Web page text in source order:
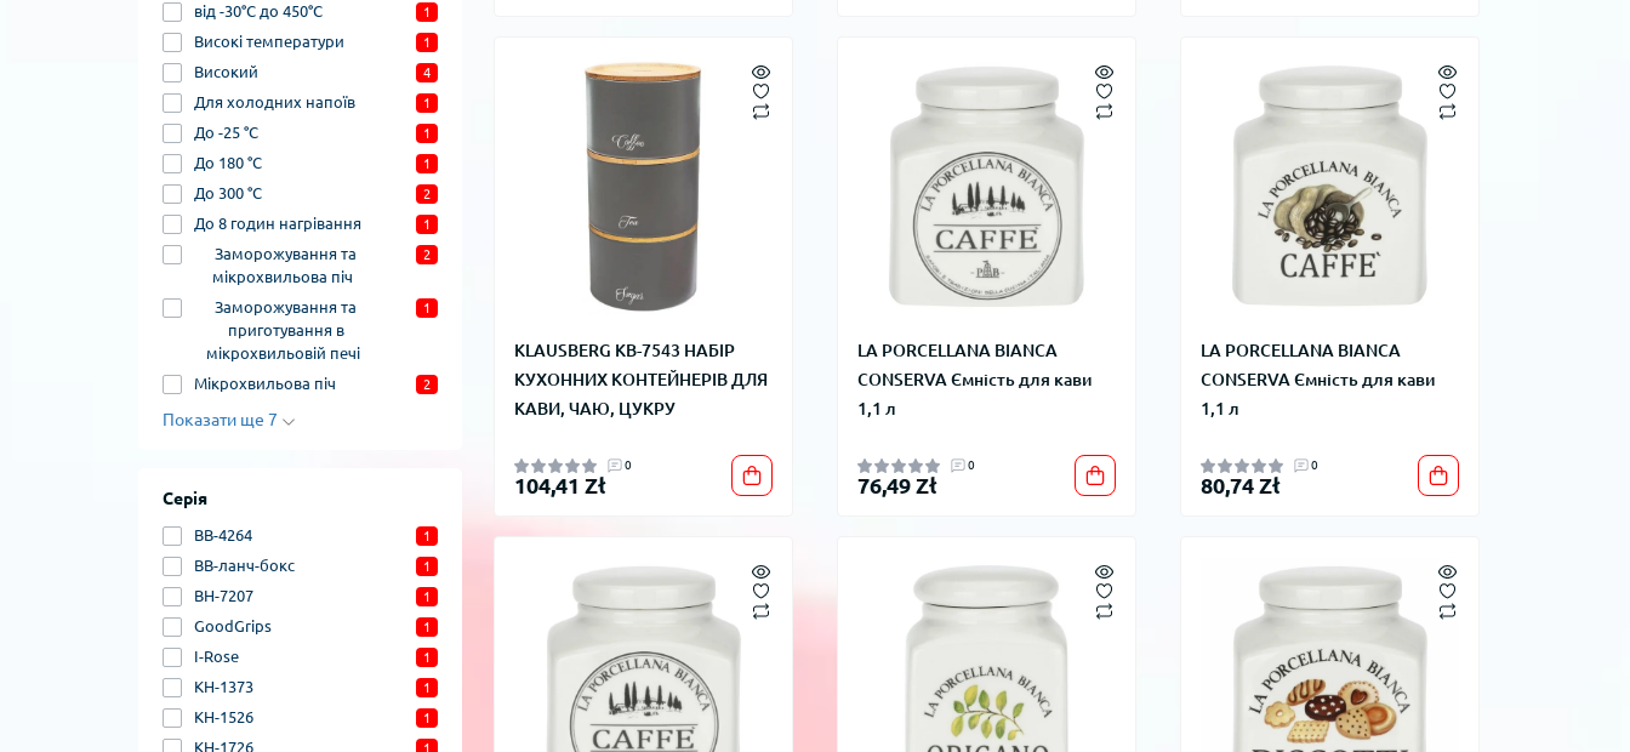
від -30°C до 450°C 1
Високі температури 1
Високий 4
Для холодних напоїв 1
До -25 °C 1
До 180 °C 1
До 300 °C 2
До 8 годин нагрівання 1
Заморожування та
мікрохвильова піч
2
Заморожування та
приготування в
мікрохвильовій печі
1
Мікрохвильова піч 2
Показати ще 7
Серія
BB-4264 1
BB-ланч-бокс 1
BH-7207 1
GoodGrips 1
I-Rose 1
KH-1373 1
KH-1526 1
KH-1726 1
KLAUSBERG KB-7543 НАБІР
КУХОННИХ КОНТЕЙНЕРІВ ДЛЯ
КАВИ, ЧАЮ, ЦУКРУ
0
104,41 Zł
LA PORCELLANA BIANCA
CONSERVA Ємність для кави
1,1 л
0
76,49 Zł
LA PORCELLANA BIANCA
CONSERVA Ємність для кави
1,1 л
0
80,74 Zł